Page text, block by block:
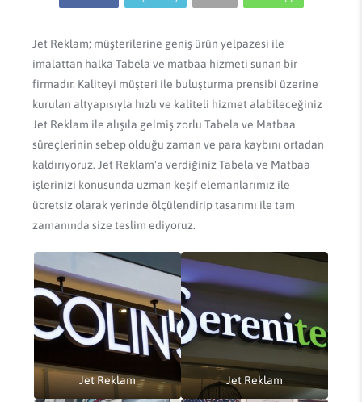
Jet Reklam; müşterilerine geniş ürün yelpazesi ile
imalattan halka Tabela ve matbaa hizmeti sunan bir
firmadır. Kaliteyi müşteri ile buluşturma prensibi üzerine
kurulan altyapısıyla hızlı ve kaliteli hizmet alabileceğiniz
Jet Reklam ile alışıla gelmiş zorlu Tabela ve Matbaa
süreçlerinin sebep olduğu zaman ve para kaybını ortadan
kaldırıyoruz. Jet Reklam'a verdiğiniz Tabela ve Matbaa
işlerinizi konusunda uzman keşif elemanlarımız ile
ücretsiz olarak yerinde ölçülendirip tasarımı ile tam
zamanında size teslim ediyoruz.
Jet Reklam Jet Reklam